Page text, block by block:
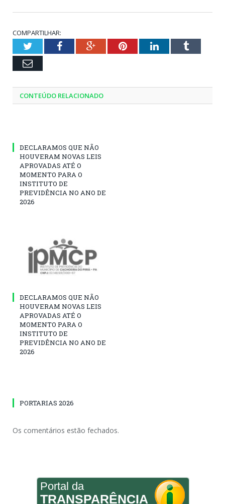
COMPARTILHAR:
TwitterFacebookGoogle+PinterestLinkedInTumblr
Email
CONTEÚDO RELACIONADO
DECLARAMOS QUE NÃO
HOUVERAM NOVAS LEIS
APROVADAS ATÉ O
MOMENTO PARA O
INSTITUTO DE
PREVIDÊNCIA NO ANO DE
2026
DECLARAMOS QUE NÃO
HOUVERAM NOVAS LEIS
APROVADAS ATÉ O
MOMENTO PARA O
INSTITUTO DE
PREVIDÊNCIA NO ANO DE
2026
PORTARIAS 2026
Os comentários estão fechados.
Portal da
TRANSPARÊNCIA